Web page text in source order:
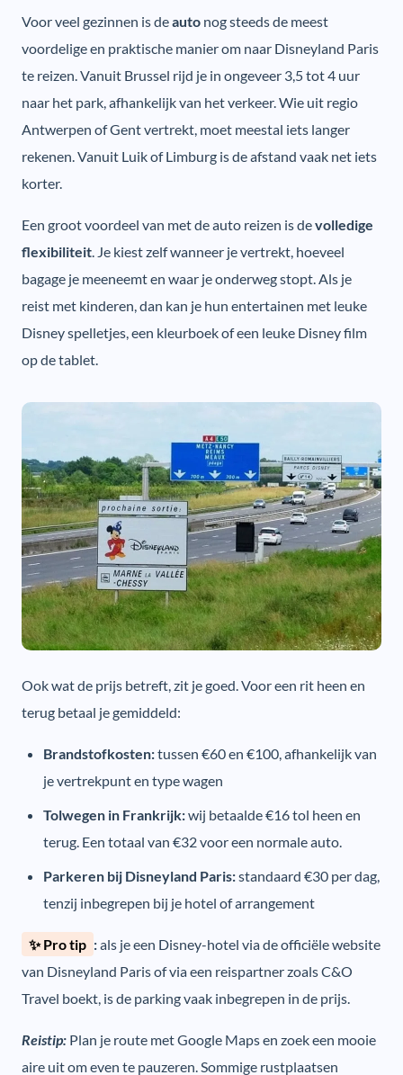
Voor veel gezinnen is deauto nog steeds de meest
voordelige en praktische manier om naar Disneyland Paris
te reizen. Vanuit Brussel rijd je in ongeveer 3,5 tot 4 uur
naar het park, afhankelijk van het verkeer. Wie uit regio
Antwerpen of Gent vertrekt, moet meestal iets langer
rekenen. Vanuit Luik of Limburg is de afstand vaak net iets
korter.
Een groot voordeel van met de auto reizen is devolledige
flexibiliteit. Je kiest zelf wanneer je vertrekt, hoeveel
bagage je meeneemt en waar je onderweg stopt. Als je
reist met kinderen, dan kan je hun entertainen met leuke
Disney spelletjes, een kleurboek of een leuke Disney film
op de tablet.
Ook wat de prijs betreft, zit je goed. Voor een rit heen en
terug betaal je gemiddeld:
Brandstofkosten:tussen €60 en €100, afhankelijk van
je vertrekpunt en type wagen
Tolwegen in Frankrijk:wij betaalde €16 tol heen en
terug. Een totaal van €32 voor een normale auto.
Parkeren bij Disneyland Paris:standaard €30 per dag,
tenzij inbegrepen bij je hotel of arrangement
✨ Pro tip :als je een Disney-hotel via de officiële website
van Disneyland Paris of via een reispartner zoals C&O
Travel boekt, is de parking vaak inbegrepen in de prijs.
Reistip: Plan je route met Google Maps en zoek een mooie
aire uit om even te pauzeren. Sommige rustplaatsen